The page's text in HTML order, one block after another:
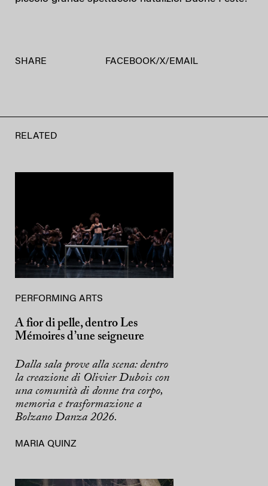
SHARE FACEBOOK/X/EMAIL
RELATED
PERFORMING ARTS
A fior di pelle, dentro Les
Mémoires d’une seigneure
Dalla sala prove alla scena: dentro
la creazione di Olivier Dubois con
una comunità di donne tra corpo,
memoria e trasformazione a
Bolzano Danza 2026.
MARIA QUINZ